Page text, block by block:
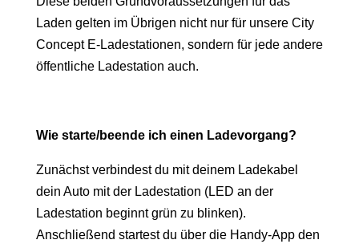
Laden gelten im Übrigen nicht nur für unsere City
Concept E-Ladestationen, sondern für jede andere
öffentliche Ladestation auch.
Wie starte/beende ich einen Ladevorgang?
Zunächst verbindest du mit deinem Ladekabel
dein Auto mit der Ladestation (LED an der
Ladestation beginnt grün zu blinken).
Anschließend startest du über die Handy-App den